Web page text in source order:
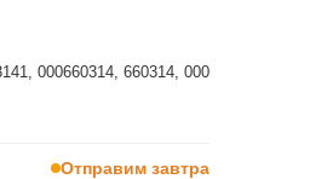
000660314, 660314, 000
Отправим завтра